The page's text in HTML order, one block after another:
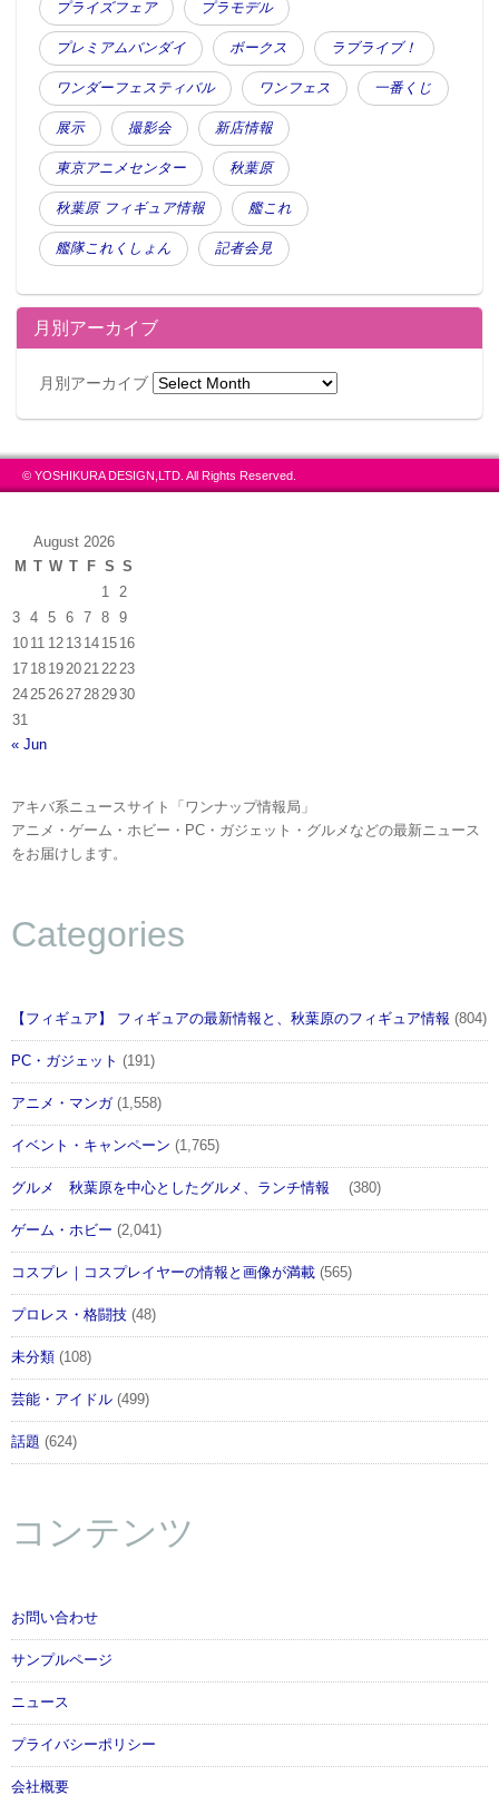
プライズフェア プラモデル
プレミアムバンダイ ボークス ラブライブ！
ワンダーフェスティバル ワンフェス 一番くじ
展示 撮影会 新店情報
東京アニメセンター 秋葉原
秋葉原 フィギュア情報 艦これ
艦隊これくしょん 記者会見
月別アーカイブ
月別アーカイブ
© YOSHIKURA DESIGN,LTD. All Rights Reserved.
August 2026
M T W T F S S
1
2
3
4 5 6 7 8
9
10 11 12 13 14 15 16
17 18 19 20 21 22 23
24 25 26 27 28 2930
31
« Jun
アキバ系ニュースサイト「ワンナップ情報局」
アニメ・ゲーム・ホビー・PC・ガジェット・グルメなどの最新ニュース
をお届けします。
Categories
【フィギュア】 フィギュアの最新情報と、秋葉原のフィギュア情報 (804)
PC・ガジェット (191)
アニメ・マンガ(1,558)
イベント・キャンペーン (1,765)
グルメ 秋葉原を中心としたグルメ、ランチ情報 (380)
ゲーム・ホビー (2,041)
コスプレ｜コスプレイヤーの情報と画像が満載 (565)
プロレス・格闘技 (48)
未分類 (108)
芸能・アイドル (499)
話題 (624)
コンテンツ
お問い合わせ
サンプルページ
ニュース
プライバシーポリシー
会社概要